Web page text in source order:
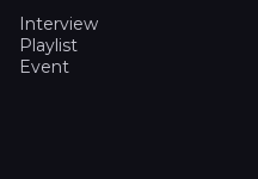
Interview
Playlist
Event